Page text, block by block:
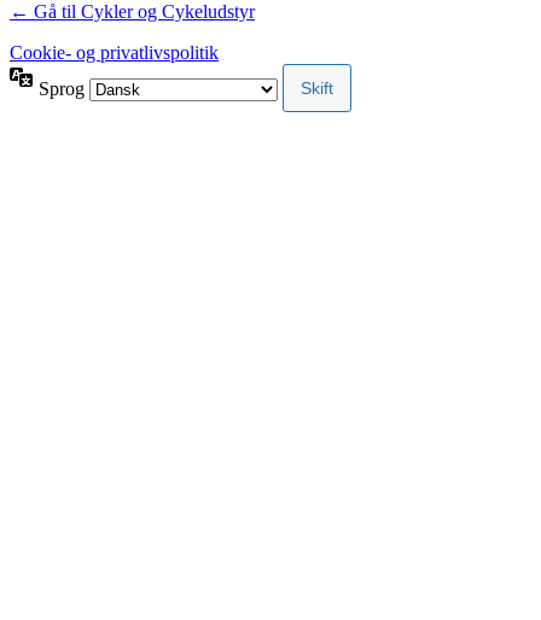
← Gå til Cykler og Cykeludstyr
Cookie- og privatlivspolitik
Sprog